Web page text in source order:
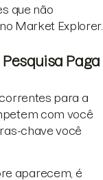
que não
Market Explorer.
Paga
para a
com você
chave você
aparecem, é